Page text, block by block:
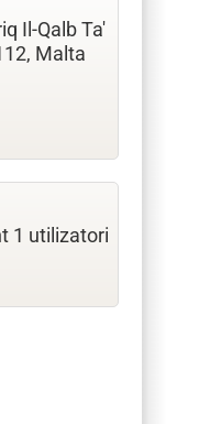
Il-Qalb Ta'
Malta
1 utilizatori